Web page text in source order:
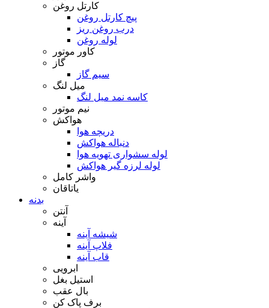
کارتل روغن
پیچ کارتل روغن
درب روغن ریز
لوله روغن
کاور موتور
گاز
سیم گاز
میل لنگ
کاسه نمد میل لنگ
نیم موتور
هواکش
دریچه هوا
دنباله هواکش
لوله سشواری تهویه هوا
لوله لرزه گیر هواکش
واشر کامل
یاتاقان
بدنه
آنتن
آینه
شیشه آینه
فلاپ آینه
قاب آینه
ابرویی
استیل بغل
بال عقب
برف پاک کن